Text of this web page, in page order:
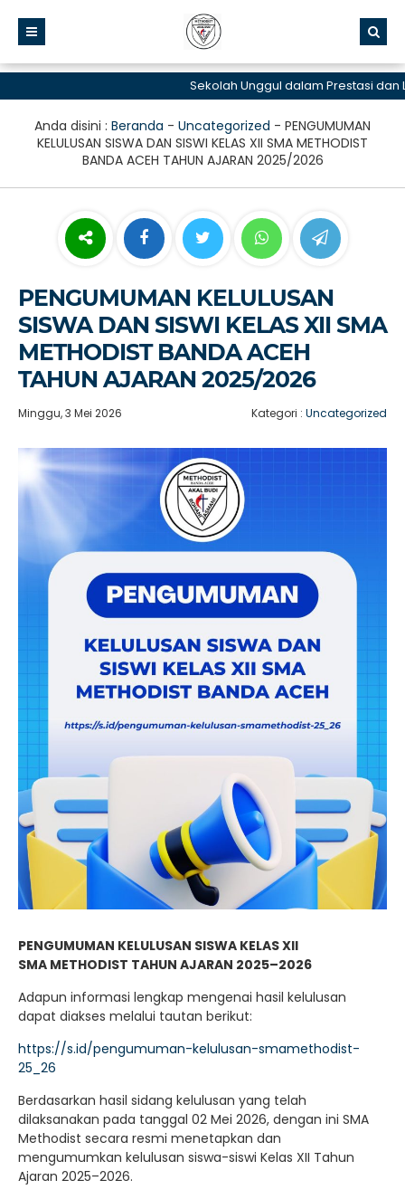
Sekolah Unggul dalam Prestasi dan
Anda disini : Beranda - Uncategorized - PENGUMUMAN
KELULUSAN SISWA DAN SISWI KELAS XII SMA METHODIST
BANDA ACEH TAHUN AJARAN 2025/2026
PENGUMUMAN KELULUSAN
SISWA DAN SISWI KELAS XII SMA
METHODIST BANDA ACEH
TAHUN AJARAN 2025/2026
Minggu, 3 Mei 2026 Kategori : Uncategorized
PENGUMUMAN KELULUSAN SISWA KELAS XII
SMA METHODIST TAHUN AJARAN 2025–2026
Adapun informasi lengkap mengenai hasil kelulusan
dapat diakses melalui tautan berikut:
https://s.id/pengumuman-kelulusan-smamethodist-
25_26
Berdasarkan hasil sidang kelulusan yang telah
dilaksanakan pada tanggal 02 Mei 2026, dengan ini SMA
Methodist secara resmi menetapkan dan
mengumumkan kelulusan siswa-siswi Kelas XII Tahun
Ajaran 2025–2026.